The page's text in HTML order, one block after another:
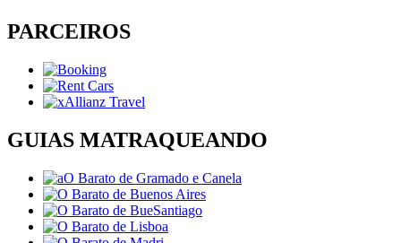
PARCEIROS
GUIAS MATRAQUEANDO